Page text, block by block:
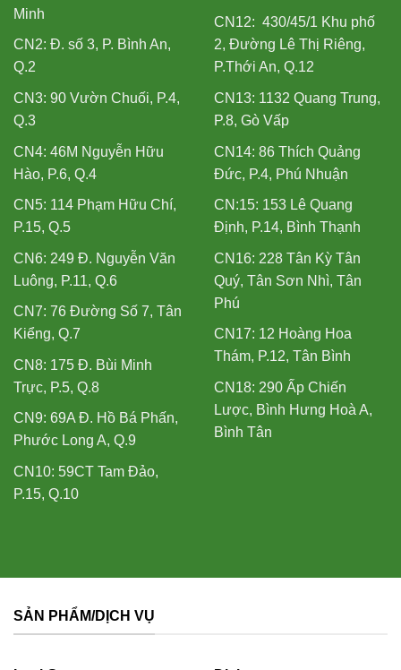
Minh
CN2: Đ. số 3, P. Bình An,
Q.2
CN3: 90 Vườn Chuối, P.4,
Q.3
CN4: 46M Nguyễn Hữu
Hào, P.6, Q.4
CN5: 114 Phạm Hữu Chí,
P.15, Q.5
CN6: 249 Đ. Nguyễn Văn
Luông, P.11, Q.6
CN7: 76 Đường Số 7, Tân
Kiểng, Q.7
CN8: 175 Đ. Bùi Minh
Trực, P.5, Q.8
CN9: 69A Đ. Hồ Bá Phấn,
Phước Long A, Q.9
CN10: 59CT Tam Đảo,
P.15, Q.10
CN12: 430/45/1 Khu phố
2, Đường Lê Thị Riêng,
P.Thới An, Q.12
CN13: 1132 Quang Trung,
P.8, Gò Vấp
CN14: 86 Thích Quảng
Đức, P.4, Phú Nhuận
CN:15: 153 Lê Quang
Định, P.14, Bình Thạnh
CN16: 228 Tân Kỳ Tân
Quý, Tân Sơn Nhì, Tân
Phú
CN17: 12 Hoàng Hoa
Thám, P.12, Tân Bình
CN18: 290 Ấp Chiến
Lược, Bình Hưng Hoà A,
Bình Tân
SẢN PHẨM/DỊCH VỤ